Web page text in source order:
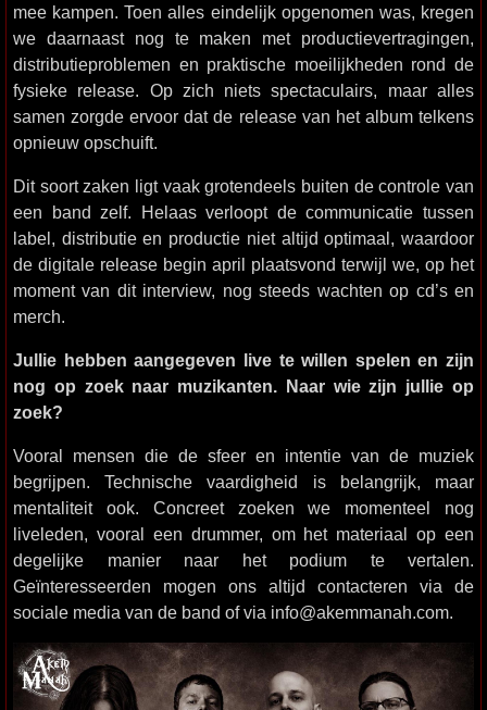
mee kampen. Toen alles eindelijk opgenomen was, kregen
we daarnaast nog te maken met productievertragingen,
distributieproblemen en praktische moeilijkheden rond de
fysieke release. Op zich niets spectaculairs, maar alles
samen zorgde ervoor dat de release van het album telkens
opnieuw opschuift.
Dit soort zaken ligt vaak grotendeels buiten de controle van
een band zelf. Helaas verloopt de communicatie tussen
label, distributie en productie niet altijd optimaal, waardoor
de digitale release begin april plaatsvond terwijl we, op het
moment van dit interview, nog steeds wachten op cd’s en
merch.
Jullie hebben aangegeven live te willen spelen en zijn
nog op zoek naar muzikanten. Naar wie zijn jullie op
zoek?
Vooral mensen die de sfeer en intentie van de muziek
begrijpen. Technische vaardigheid is belangrijk, maar
mentaliteit ook. Concreet zoeken we momenteel nog
liveleden, vooral een drummer, om het materiaal op een
degelijke manier naar het podium te vertalen.
Geïnteresseerden mogen ons altijd contacteren via de
sociale media van de band of via info@akemmanah.com.